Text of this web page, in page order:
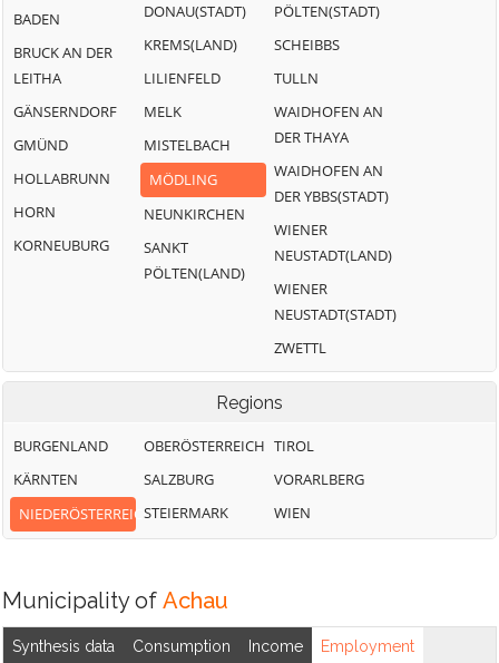
BADEN
BRUCK AN DER
LEITHA
GÄNSERNDORF
GMÜND
HOLLABRUNN
HORN
KORNEUBURG
DONAU(STADT)
KREMS(LAND)
LILIENFELD
MELK
MISTELBACH
MÖDLING
NEUNKIRCHEN
SANKT
PÖLTEN(LAND)
PÖLTEN(STADT)
SCHEIBBS
TULLN
WAIDHOFEN AN
DER THAYA
WAIDHOFEN AN
DER YBBS(STADT)
WIENER
NEUSTADT(LAND)
WIENER
NEUSTADT(STADT)
ZWETTL
Regions
BURGENLAND
KÄRNTEN
NIEDERÖSTERREICH
OBERÖSTERREICH
SALZBURG
STEIERMARK
TIROL
VORARLBERG
WIEN
Municipality of Achau
Synthesis data Consumption Income Employment